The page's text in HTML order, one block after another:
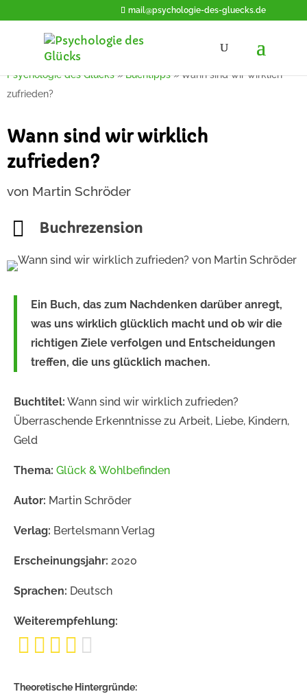
mail@psychologie-des-gluecks.de
Psychologie des Glücks»Buchtipps»Wann sind wir wirklich
zufrieden?
Wann sind wir wirklich
zufrieden?
von Martin Schröder
Buchrezension
Ein Buch, das zum Nachdenken darüber anregt,
was uns wirklich glücklich macht und ob wir die
richtigen Ziele verfolgen und Entscheidungen
treffen, die uns glücklich machen.
Buchtitel: Wann sind wir wirklich zufrieden?
Überraschende Erkenntnisse zu Arbeit, Liebe, Kindern,
Geld
Thema: Glück & Wohlbefinden
Autor: Martin Schröder
Verlag: Bertelsmann Verlag
Erscheinungsjahr: 2020
Sprachen: Deutsch
Weiterempfehlung:
    
Theoretische Hintergründe: